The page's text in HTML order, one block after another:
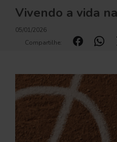
Vivendo a vida
05/01/2026
Compartilhe: